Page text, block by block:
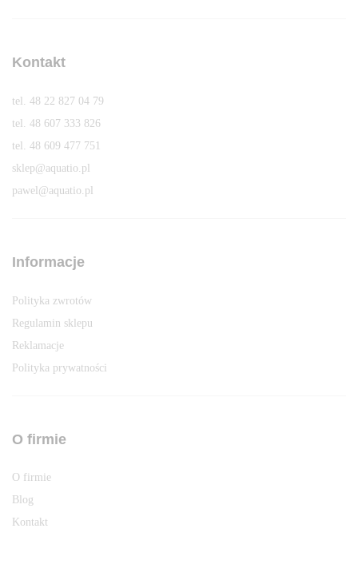
Kontakt
tel. 48 22 827 04 79
tel. 48 607 333 826
tel. 48 609 477 751
sklep@aquatio.pl
pawel@aquatio.pl
Informacje
Polityka zwrotów
Regulamin sklepu
Reklamacje
Polityka prywatności
O firmie
O firmie
Blog
Kontakt